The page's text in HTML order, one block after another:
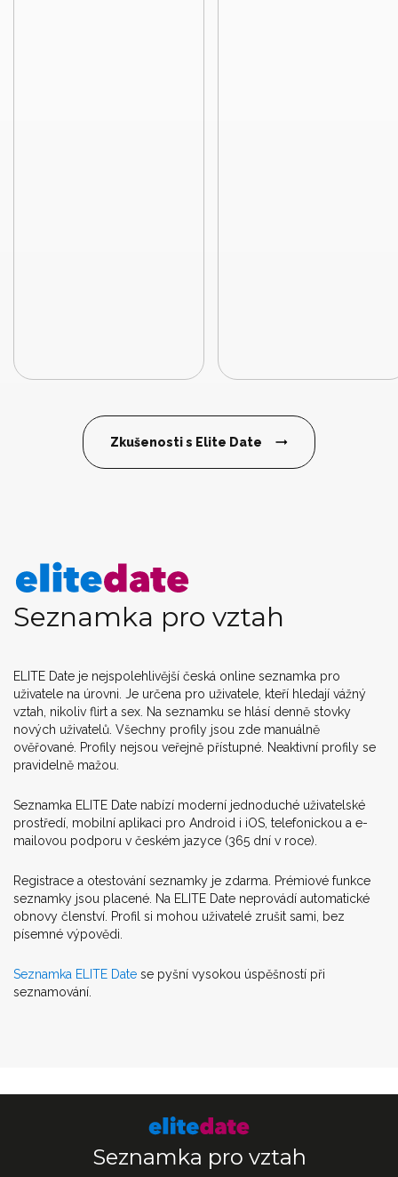
Zkušenosti s Elite Date
Seznamka pro vztah
ELITE Date je nejspolehlivější česká online seznamka pro
uživatele na úrovni. Je určena pro uživatele, kteří hledají vážný
vztah, nikoliv flirt a sex. Na seznamku se hlásí denně stovky
nových uživatelů. Všechny profily jsou zde manuálně
ověřované. Profily nejsou veřejně přístupné. Neaktivní profily se
pravidelně mažou.
Seznamka ELITE Date nabízí moderní jednoduché uživatelské
prostředí, mobilní aplikaci pro Android i iOS, telefonickou a e-
mailovou podporu v českém jazyce (365 dní v roce).
Registrace a otestování seznamky je zdarma. Prémiové funkce
seznamky jsou placené. Na ELITE Date neprovádí automatické
obnovy členství. Profil si mohou uživatelé zrušit sami, bez
písemné výpovědi.
Seznamka ELITE Date se pyšní vysokou úspěšností při
seznamování.
Seznamka pro vztah